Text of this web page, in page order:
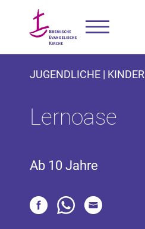
JUGENDLICHE | KINDER
Lernoase
Ab 10 Jahre